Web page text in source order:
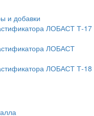
и добавки
ЛОБАСТ Т-17
ЛОБАСТ
ЛОБАСТ Т-18